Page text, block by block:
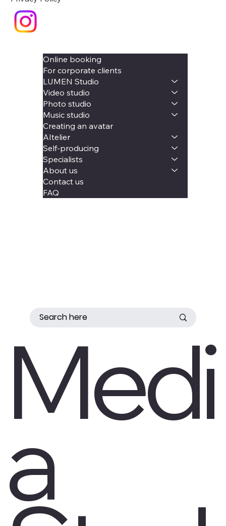
Online booking
For corporate clients
LUMEN Studio
Video studio
Photo studio
Music studio
Creating an avatar
AItelier
Self-producing
Specialists
About us
Contact us
FAQ
Medi
a